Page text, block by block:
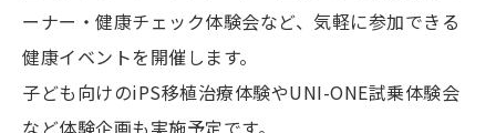
ーナー・健康チェック体験会など、気軽に参加できる
健康イベントを開催します。
子ども向けのiPS移植治療体験やUNI-ONE試乗体験会
など体験企画も実施予定です。